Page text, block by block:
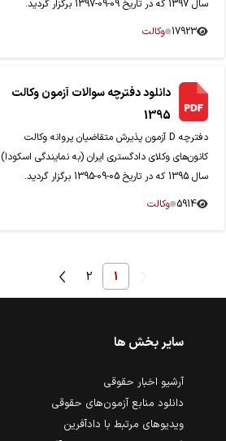
سال 1397 که در تاریخ 09-09-1397 برگزار گردید.
17923 وکالت
دانلود دفترچه سوالات آزمون وکالت
1395
دفترچه D آزمون پذیرش متقاضیان پروانه وکالت
کانون‌های وکلای دادگستری ایران (به نمایندگی اسکودا)
سال 1395 که در تاریخ 05-09-1395 برگزار گردید.
5914 وکالت
1
2
سایر بخش ها
آرشیو اخبار حقوقی
دانلود منابع آزمون‌های حقوقی
ویدیوهای مرتبط با دادآفرین